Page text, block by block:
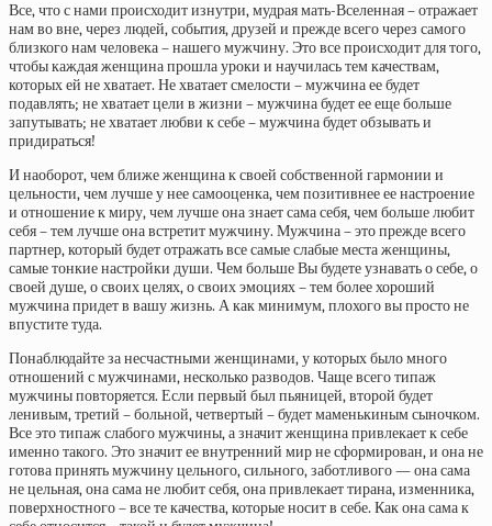
Все, что с нами происходит изнутри, мудрая мать-Вселенная – отражает
нам во вне, через людей, события, друзей и прежде всего через самого
близкого нам человека – нашего мужчину. Это все происходит для того,
чтобы каждая женщина прошла уроки и научилась тем качествам,
которых ей не хватает. Не хватает смелости – мужчина ее будет
подавлять; не хватает цели в жизни – мужчина будет ее еще больше
запутывать; не хватает любви к себе – мужчина будет обзывать и
придираться!
И наоборот, чем ближе женщина к своей собственной гармонии и
цельности, чем лучше у нее самооценка, чем позитивнее ее настроение
и отношение к миру, чем лучше она знает сама себя, чем больше любит
себя – тем лучше она встретит мужчину. Мужчина – это прежде всего
партнер, который будет отражать все самые слабые места женщины,
самые тонкие настройки души. Чем больше Вы будете узнавать о себе, о
своей душе, о своих целях, о своих эмоциях – тем более хороший
мужчина придет в вашу жизнь. А как минимум, плохого вы просто не
впустите туда.
Понаблюдайте за несчастными женщинами, у которых было много
отношений с мужчинами, несколько разводов. Чаще всего типаж
мужчины повторяется. Если первый был пьяницей, второй будет
ленивым, третий – больной, четвертый – будет маменькиным сыночком.
Все это типаж слабого мужчины, а значит женщина привлекает к себе
именно такого. Это значит ее внутренний мир не сформирован, и она не
готова принять мужчину цельного, сильного, заботливого — она сама
не цельная, она сама не любит себя, она привлекает тирана, изменника,
поверхностного – все те качества, которые носит в себе. Как она сама к